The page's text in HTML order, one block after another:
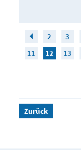
2 3
11
12 13
Zurück